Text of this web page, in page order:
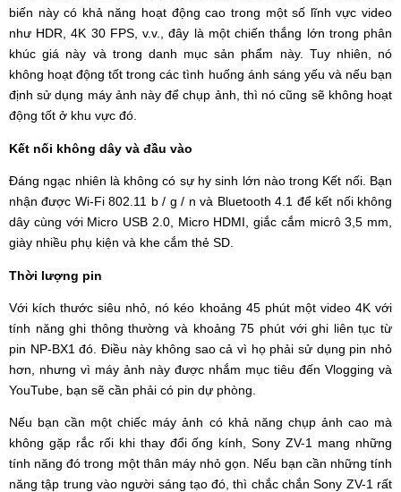
biến này có khả năng hoạt động cao trong một số lĩnh vực video
như HDR, 4K 30 FPS, v.v., đây là một chiến thắng lớn trong phân
khúc giá này và trong danh mục sản phẩm này. Tuy nhiên, nó
không hoạt động tốt trong các tình huống ánh sáng yếu và nếu bạn
định sử dụng máy ảnh này để chụp ảnh, thì nó cũng sẽ không hoạt
động tốt ở khu vực đó.
Kết nối không dây và đầu vào
Đáng ngạc nhiên là không có sự hy sinh lớn nào trong Kết nối. Bạn
nhận được Wi-Fi 802.11 b / g / n và Bluetooth 4.1 để kết nối không
dây cùng với Micro USB 2.0, Micro HDMI, giắc cắm micrô 3,5 mm,
giày nhiều phụ kiện và khe cắm thẻ SD.
Thời lượng pin
Với kích thước siêu nhỏ, nó kéo khoảng 45 phút một video 4K với
tính năng ghi thông thường và khoảng 75 phút với ghi liên tục từ
pin NP-BX1 đó. Điều này không sao cả vì họ phải sử dụng pin nhỏ
hơn, nhưng vì máy ảnh này được nhắm mục tiêu đến Vlogging và
YouTube, bạn sẽ cần phải có pin dự phòng.
Nếu bạn cần một chiếc máy ảnh có khả năng chụp ảnh cao mà
không gặp rắc rối khi thay đổi ống kính, Sony ZV-1 mang những
tính năng đó trong một thân máy nhỏ gọn. Nếu bạn cần những tính
năng tập trung vào người sáng tạo đó, thì chắc chắn Sony ZV-1 rất